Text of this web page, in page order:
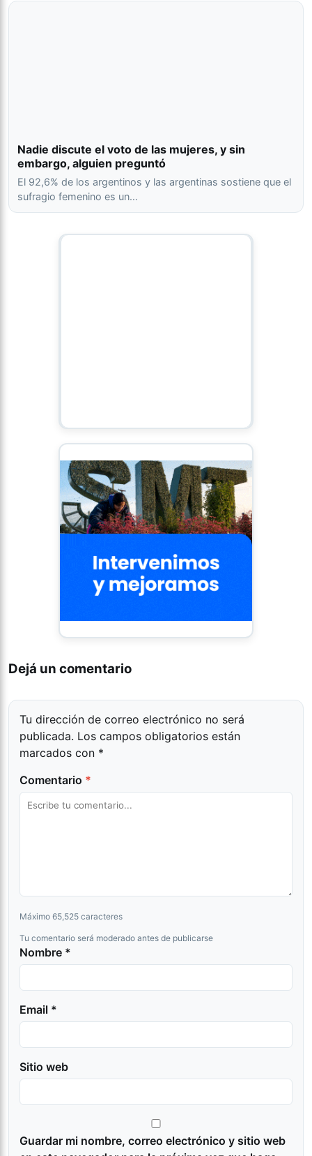
Nadie discute el voto de las mujeres, y sin
embargo, alguien preguntó
El 92,6% de los argentinos y las argentinas sostiene que el
sufragio femenino es un…
Dejá un comentario
Tu dirección de correo electrónico no será
publicada. Los campos obligatorios están
marcados con *
Comentario *
Máximo 65,525 caracteres
Tu comentario será moderado antes de publicarse
Nombre *
Email *
Sitio web
Guardar mi nombre, correo electrónico y sitio web